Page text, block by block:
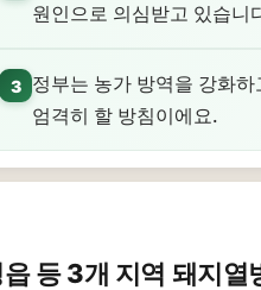
원인으로 의심받고 있습니
3
정부는 농가 방역을 강화
엄격히 할 방침이에요.
등 3개 지역 돼지열